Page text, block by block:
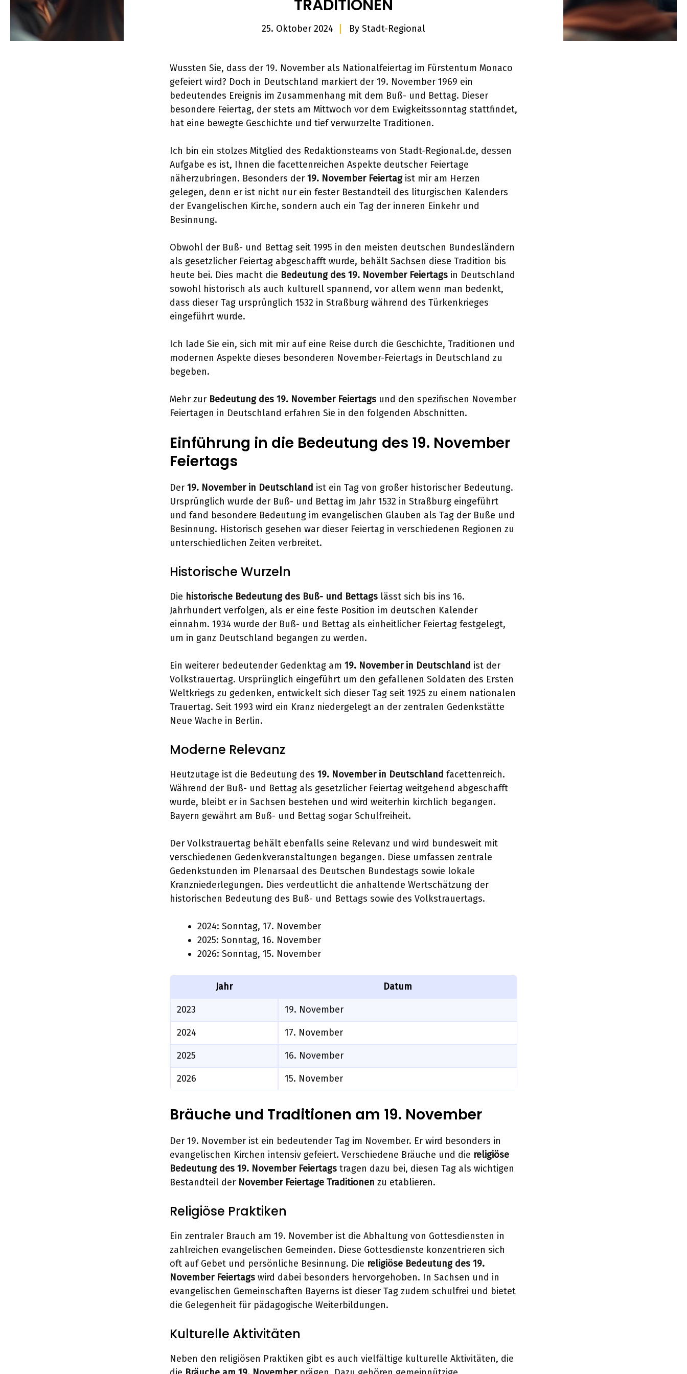
TRADITIONEN
25. Oktober 2024 By Stadt-Regional
Wussten Sie, dass der 19. November als Nationalfeiertag im Fürstentum Monaco
gefeiert wird? Doch in Deutschland markiert der 19. November 1969 ein
bedeutendes Ereignis im Zusammenhang mit dem Buß- und Bettag. Dieser
besondere Feiertag, der stets am Mittwoch vor dem Ewigkeitssonntag stattfindet,
hat eine bewegte Geschichte und tief verwurzelte Traditionen.
Ich bin ein stolzes Mitglied des Redaktionsteams von Stadt-Regional.de, dessen
Aufgabe es ist, Ihnen die facettenreichen Aspekte deutscher Feiertage
näherzubringen. Besonders der 19. November Feiertagist mir am Herzen
gelegen, denn er ist nicht nur ein fester Bestandteil des liturgischen Kalenders
der Evangelischen Kirche, sondern auch ein Tag der inneren Einkehr und
Besinnung.
Obwohl der Buß- und Bettag seit 1995 in den meisten deutschen Bundesländern
als gesetzlicher Feiertag abgeschafft wurde, behält Sachsen diese Tradition bis
heute bei. Dies macht die Bedeutung des 19. November Feiertags in Deutschland
sowohl historisch als auch kulturell spannend, vor allem wenn man bedenkt,
dass dieser Tag ursprünglich 1532 in Straßburg während des Türkenkrieges
eingeführt wurde.
Ich lade Sie ein, sich mit mir auf eine Reise durch die Geschichte, Traditionen und
modernen Aspekte dieses besonderen November-Feiertags in Deutschland zu
begeben.
Mehr zur Bedeutung des 19. November Feiertags und den spezifischen November
Feiertagen in Deutschland erfahren Sie in den folgenden Abschnitten.
Einführung in die Bedeutung des 19. November
Feiertags
Der 19. November in Deutschland ist ein Tag von großer historischer Bedeutung.
Ursprünglich wurde der Buß- und Bettag im Jahr 1532 in Straßburg eingeführt
und fand besondere Bedeutung im evangelischen Glauben als Tag der Buße und
Besinnung. Historisch gesehen war dieser Feiertag in verschiedenen Regionen zu
unterschiedlichen Zeiten verbreitet.
Historische Wurzeln
Die historische Bedeutung des Buß- und Bettags lässt sich bis ins 16.
Jahrhundert verfolgen, als er eine feste Position im deutschen Kalender
einnahm. 1934 wurde der Buß- und Bettag als einheitlicher Feiertag festgelegt,
um in ganz Deutschland begangen zu werden.
Ein weiterer bedeutender Gedenktag am 19. November in Deutschland ist der
Volkstrauertag. Ursprünglich eingeführt um den gefallenen Soldaten des Ersten
Weltkriegs zu gedenken, entwickelt sich dieser Tag seit 1925 zu einem nationalen
Trauertag. Seit 1993 wird ein Kranz niedergelegt an der zentralen Gedenkstätte
Neue Wache in Berlin.
Moderne Relevanz
Heutzutage ist die Bedeutung des 19. November in Deutschland facettenreich.
Während der Buß- und Bettag als gesetzlicher Feiertag weitgehend abgeschafft
wurde, bleibt er in Sachsen bestehen und wird weiterhin kirchlich begangen.
Bayern gewährt am Buß- und Bettag sogar Schulfreiheit.
Der Volkstrauertag behält ebenfalls seine Relevanz und wird bundesweit mit
verschiedenen Gedenkveranstaltungen begangen. Diese umfassen zentrale
Gedenkstunden im Plenarsaal des Deutschen Bundestags sowie lokale
Kranzniederlegungen. Dies verdeutlicht die anhaltende Wertschätzung der
historischen Bedeutung des Buß- und Bettags sowie des Volkstrauertags.
2024: Sonntag, 17. November
2025: Sonntag, 16. November
2026: Sonntag, 15. November
Jahr Datum
2023 19. November
2024 17. November
2025 16. November
2026 15. November
Bräuche und Traditionen am 19. November
Der 19. November ist ein bedeutender Tag im November. Er wird besonders in
evangelischen Kirchen intensiv gefeiert. Verschiedene Bräuche und die religiöse
Bedeutung des 19. November Feiertags tragen dazu bei, diesen Tag als wichtigen
Bestandteil der November Feiertage Traditionen zu etablieren.
Religiöse Praktiken
Ein zentraler Brauch am 19. November ist die Abhaltung von Gottesdiensten in
zahlreichen evangelischen Gemeinden. Diese Gottesdienste konzentrieren sich
oft auf Gebet und persönliche Besinnung. Die religiöse Bedeutung des 19.
November Feiertags wird dabei besonders hervorgehoben. In Sachsen und in
evangelischen Gemeinschaften Bayerns ist dieser Tag zudem schulfrei und bietet
die Gelegenheit für pädagogische Weiterbildungen.
Kulturelle Aktivitäten
Neben den religiösen Praktiken gibt es auch vielfältige kulturelle Aktivitäten, die